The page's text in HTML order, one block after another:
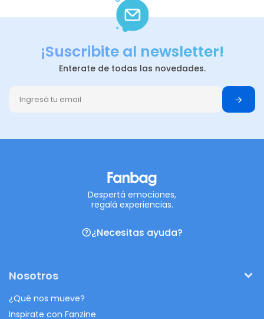
¡Suscribite al newsletter!
Enterate de todas las novedades.
Despertá emociones,
regalá experiencias.
¿Necesitas ayuda?
Nosotros
¿Qué nos mueve?
Inspirate con Fanzine